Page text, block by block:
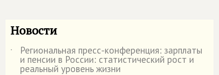
Новости
˙ Региональная пресс-конференция: зарплаты
и пенсии в России: статистический рост и
реальный уровень жизни